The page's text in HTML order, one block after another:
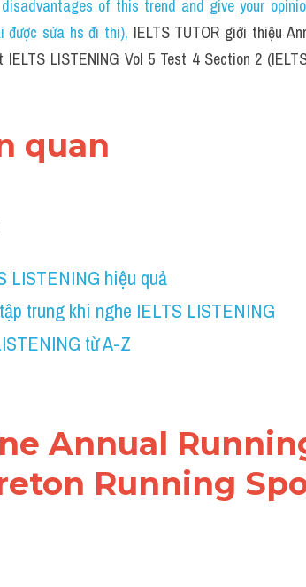
of this trend and give your
được sửa hs đi thi), IELTS TUTOR giới thiệu
LISTENING Vol 5 Test 4 Section 2
quan
LISTENING hiệu quả
trung khi nghe IELTS LISTENING
từ A-Z
Annual
Running